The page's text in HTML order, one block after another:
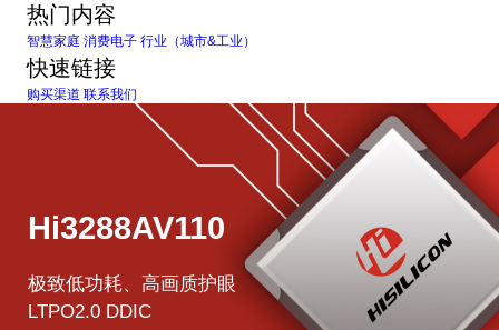
热门内容
智慧家庭 消费电子 行业（城市&工业）
快速链接
购买渠道 联系我们
Hi3288AV110
极致低功耗、高画质护眼
LTPO2.0 DDIC